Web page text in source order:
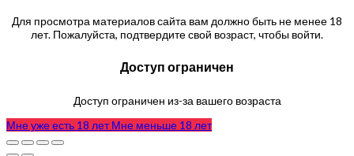
Для просмотра материалов сайта вам должно быть не менее 18
лет. Пожалуйста, подтвердите свой возраст, чтобы войти.
Доступ ограничен
Доступ ограничен из-за вашего возраста
Мне уже есть 18 летМне меньше 18 лет